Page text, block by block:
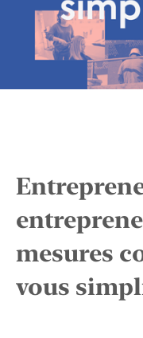
mesures
vous